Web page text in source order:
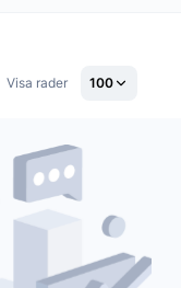
Visa rader 100